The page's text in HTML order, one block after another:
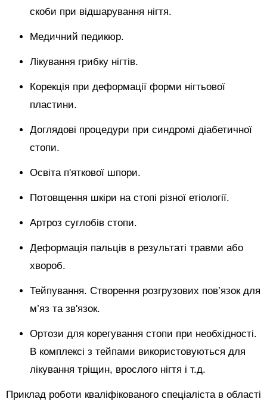
скоби при відшарування нігтя.
Медичний педикюр.
Лікування грибку нігтів.
Корекція при деформації форми нігтьової
пластини.
Доглядові процедури при синдромі діабетичної
стопи.
Освіта п'яткової шпори.
Потовщення шкіри на стопі різної етіології.
Артроз суглобів стопи.
Деформація пальців в результаті травми або
хвороб.
Тейпування. Створення розгрузових пов’язок для
м’яз та зв'язок.
Ортози для корегування стопи при необхідності.
В комплексі з тейпами використовуються для
лікування тріщин, врослого нігтя і т.д.
Приклад роботи кваліфікованого спеціаліста в області